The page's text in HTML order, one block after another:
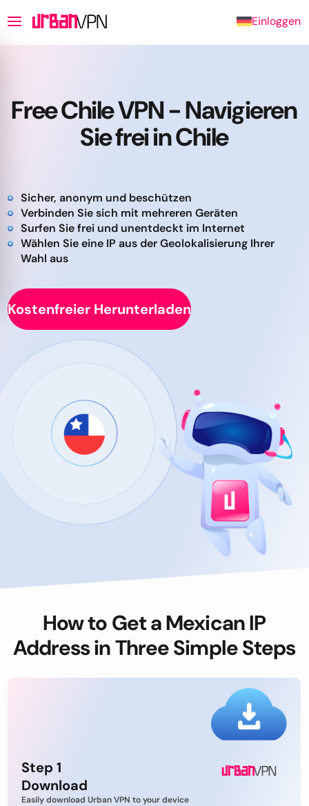
Einloggen
Free Chile VPN - Navigieren
Sie frei in Chile
Sicher, anonym und beschützen
Verbinden Sie sich mit mehreren Geräten
Surfen Sie frei und unentdeckt im Internet
Wählen Sie eine IP aus der Geolokalisierung Ihrer
Wahl aus
Kostenfreier Herunterladen
How to Get a Mexican IP
Address in Three Simple Steps
Step 1
Download
Easily download Urban VPN to your device